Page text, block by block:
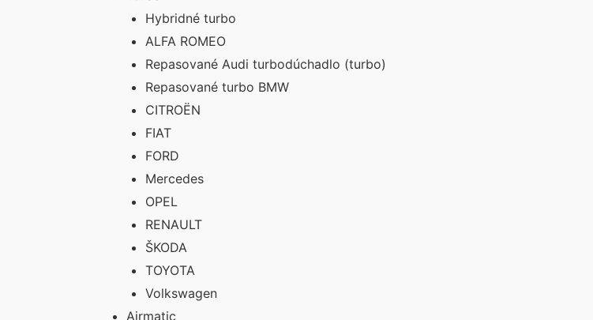
Hybridné turbo
ALFA ROMEO
Repasované Audi turbodúchadlo (turbo)
Repasované turbo BMW
CITROËN
FIAT
FORD
Mercedes
OPEL
RENAULT
ŠKODA
TOYOTA
Volkswagen
Airmatic